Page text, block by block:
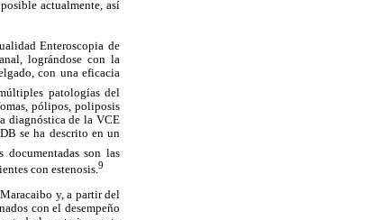
actualmente, así
Enteroscopia de
lográndose con la
con una eficacia
patologías del
pólipos, poliposis
diagnóstica de la VCE
se ha descrito en un
documentadas son las
con estenosis. 9
y, a partir del
con el desempeño